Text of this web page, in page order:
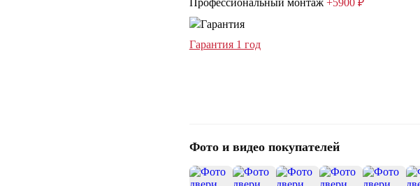
Гарантия 1 год
Фото и видео покупателей